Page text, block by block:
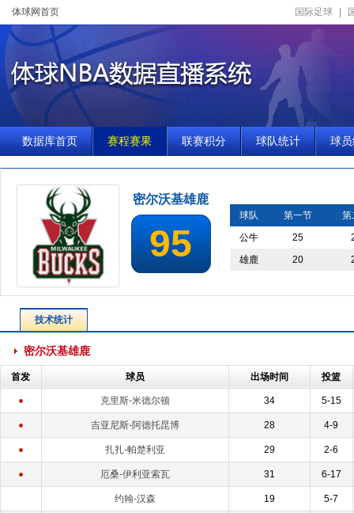
国际足球
体球网首页
数据库首页 赛程赛果 联赛积分 球队统计 球
密尔沃基雄鹿
95
球队 第一节
第
公牛
25
雄鹿
20
技术统计
密尔沃基雄鹿
首发 球员 出场时间 投篮
克里斯-米德尔顿 34 5-15
吉亚尼斯-阿德托昆博 28 4-9
扎扎-帕楚利亚 29 2-6
厄桑-伊利亚索瓦 31 6-17
约翰-汉森 19 5-7